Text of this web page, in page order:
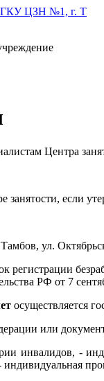
Центра
занятости, если
ул.
регистрации
РФ от 7
осуществляется
или
инвалидов, -
индивидуальная